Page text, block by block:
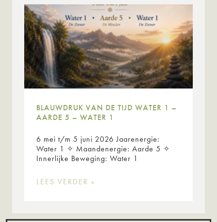
BLAUWDRUK VAN DE TIJD WATER 1 –
AARDE 5 – WATER 1
6 mei t/m 5 juni 2026 Jaarenergie:
Water 1 ✧ Maandenergie: Aarde 5 ✧
Innerlijke Beweging: Water 1
LEES VERDER »